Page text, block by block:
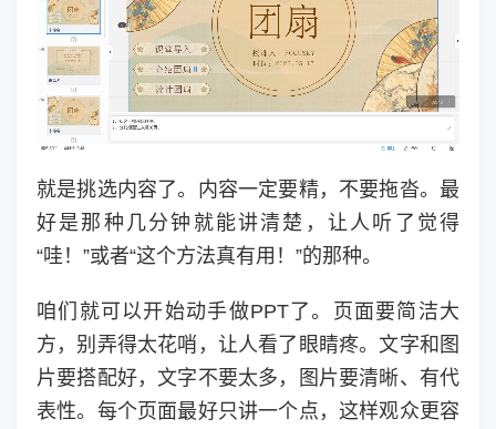
就是挑选内容了。内容一定要精，不要拖沓。最
好是那种几分钟就能讲清楚，让人听了觉得
“哇！”或者“这个方法真有用！”的那种。
咱们就可以开始动手做PPT了。页面要简洁大
方，别弄得太花哨，让人看了眼睛疼。文字和图
片要搭配好，文字不要太多，图片要清晰、有代
表性。每个页面最好只讲一个点，这样观众更容